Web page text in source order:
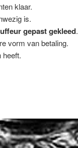
klaar.
is.
gepast gekleed.
vorm van betaling.
heeft.